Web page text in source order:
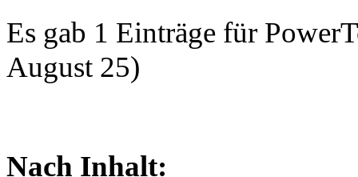
Es gab 1 Einträge für
August 25)
Nach Inhalt: